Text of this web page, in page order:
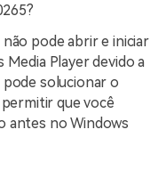
pode abrir e iniciar
Media Player devido a
solucionar o
que você
antes no Windows